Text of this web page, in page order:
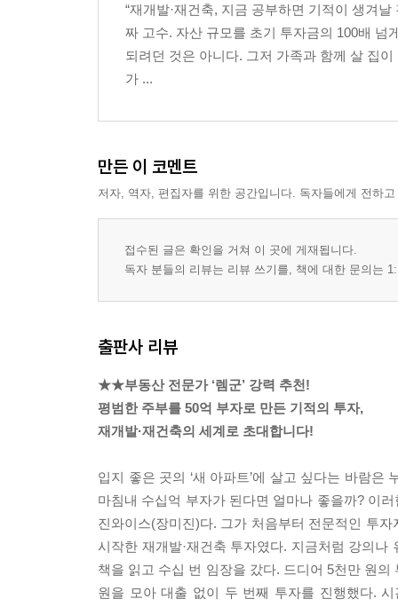
“재개발·재건축, 지금 공부하면 기적이 생겨
짜 고수. 자산 규모를 초기 투자금의 100배 넘
되려던 것은 아니다. 그저 가족과 함께 살 집
가 ...
만든 이 코멘트
저자, 역자, 편집자를 위한 공간입니다. 독자들에게 전하
접수된 글은 확인을 거쳐 이 곳에 게재됩니다.
독자 분들의 리뷰는 리뷰 쓰기를, 책에 대한 문의는
출판사 리뷰
★★부동산 전문가 ‘렘군’ 강력 추천!
평범한 주부를 50억 부자로 만든 기적의 투자,
재개발·재건축의 세계로 초대합니다!
입지 좋은 곳의 ‘새 아파트’에 살고 싶다는 바람은
마침내 수십억 부자가 된다면 얼마나 좋을까? 이
진와이스(장미진)다. 그가 처음부터 전문적인 투
시작한 재개발·재건축 투자였다. 지금처럼 강의
책을 읽고 수십 번 임장을 갔다. 드디어 5천만 원
원을 모아 대출 없이 두 번째 투자를 진행했다.